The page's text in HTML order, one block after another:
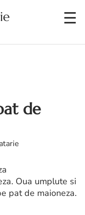
de
Oua umplute si
pat de maioneza.